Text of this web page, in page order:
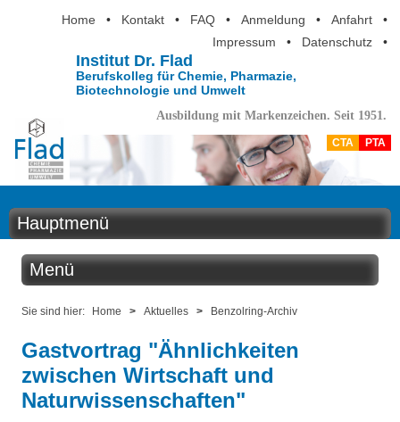
Home • Kontakt • FAQ • Anmeldung • Anfahrt
•
Impressum
• Datenschutz •
Institut Dr. Flad
Berufskolleg für Chemie, Pharmazie,
Biotechnologie und Umwelt
Ausbildung mit Markenzeichen. Seit 1951.
CTA PTA
Hauptmenü
Home
Berufsinformation
Über uns
Menü
Aktuelles
Benzolring online
Der Institutskalender
Sie sind hier: Home > Aktuelles > Benzolring-Archiv
Gastvortrag "Ähnlichkeiten
zwischen Wirtschaft und
Naturwissenschaften"